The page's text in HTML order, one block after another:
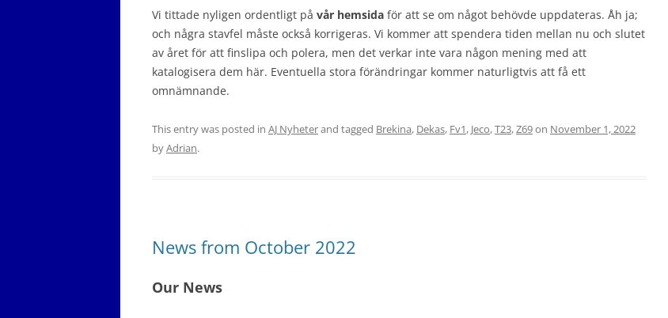
Vi tittade nyligen ordentligt på vår hemsida för att se om något behövde uppdateras. Åh ja;
och några stavfel måste också korrigeras. Vi kommer att spendera tiden mellan nu och slutet
av året för att finslipa och polera, men det verkar inte vara någon mening med att
katalogisera dem här. Eventuella stora förändringar kommer naturligtvis att få ett
omnämnande.
This entry was posted in AJ Nyheterand tagged Brekina, Dekas, Fv1, Jeco,T23,Z69on November 1, 2022
byAdrian.
News from October 2022
Our News